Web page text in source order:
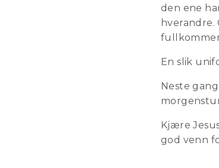
den ene
En slik
Neste
Kjære
god venn